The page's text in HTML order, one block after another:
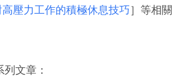
壓力工作的積極休息技巧］等相關
文章：